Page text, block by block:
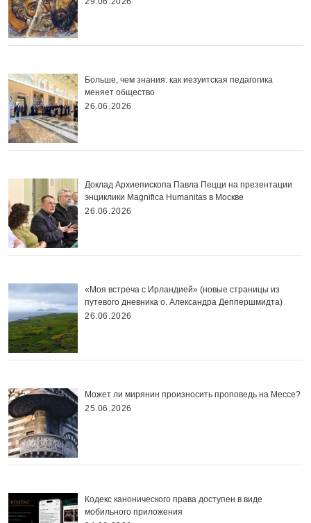
Больше, чем знания: как иезуитская педагогика
меняет общество
26.06.2026
Доклад Архиепископа Павла Пецци на презентации
энциклики Magnifica Нumanitas в Москве
26.06.2026
«Моя встреча с Ирландией» (новые страницы из
путевого дневника о. Александра Деппершмидта)
26.06.2026
Может ли мирянин произносить проповедь на Мессе?
25.06.2026
Кодекс канонического права доступен в виде
мобильного приложения